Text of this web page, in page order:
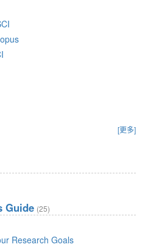
[更多]
Guide (25)
Research Goals